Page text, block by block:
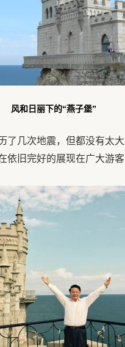
风和日丽下的“燕子堡”
了几次地震，但都没有太
依旧完好的展现在广大游客